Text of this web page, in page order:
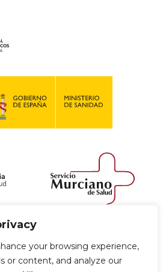
your browsing experience,
or content, and analyze our
envío y devoluciones